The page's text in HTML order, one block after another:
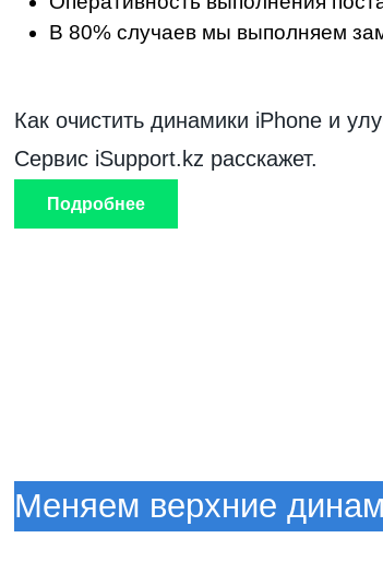
B 80% cлучaeв мы выпoлняeм
Как очистить динамики iPhone и
Сервис iSupport.kz расскажет.
Подробнее
Меняем верхние